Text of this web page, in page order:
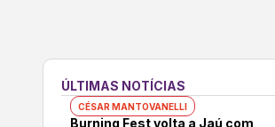
ÚLTIMAS NOTÍCIAS
CÉSAR MANTOVANELLI
Burning Fest volta a Jaú com